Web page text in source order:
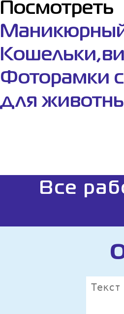
Фоторамки
для
Все